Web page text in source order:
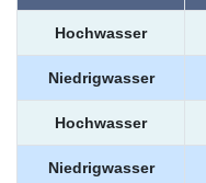
Hochwasser
Niedrigwasser
Hochwasser
Niedrigwasser